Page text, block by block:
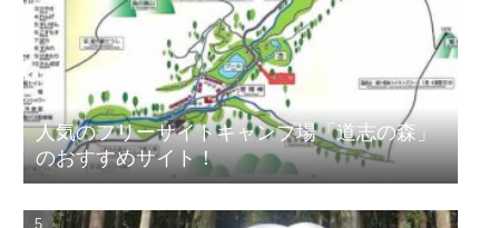
人気のフリーサイトキャンプ場「道志の森」
のおすすめサイト！